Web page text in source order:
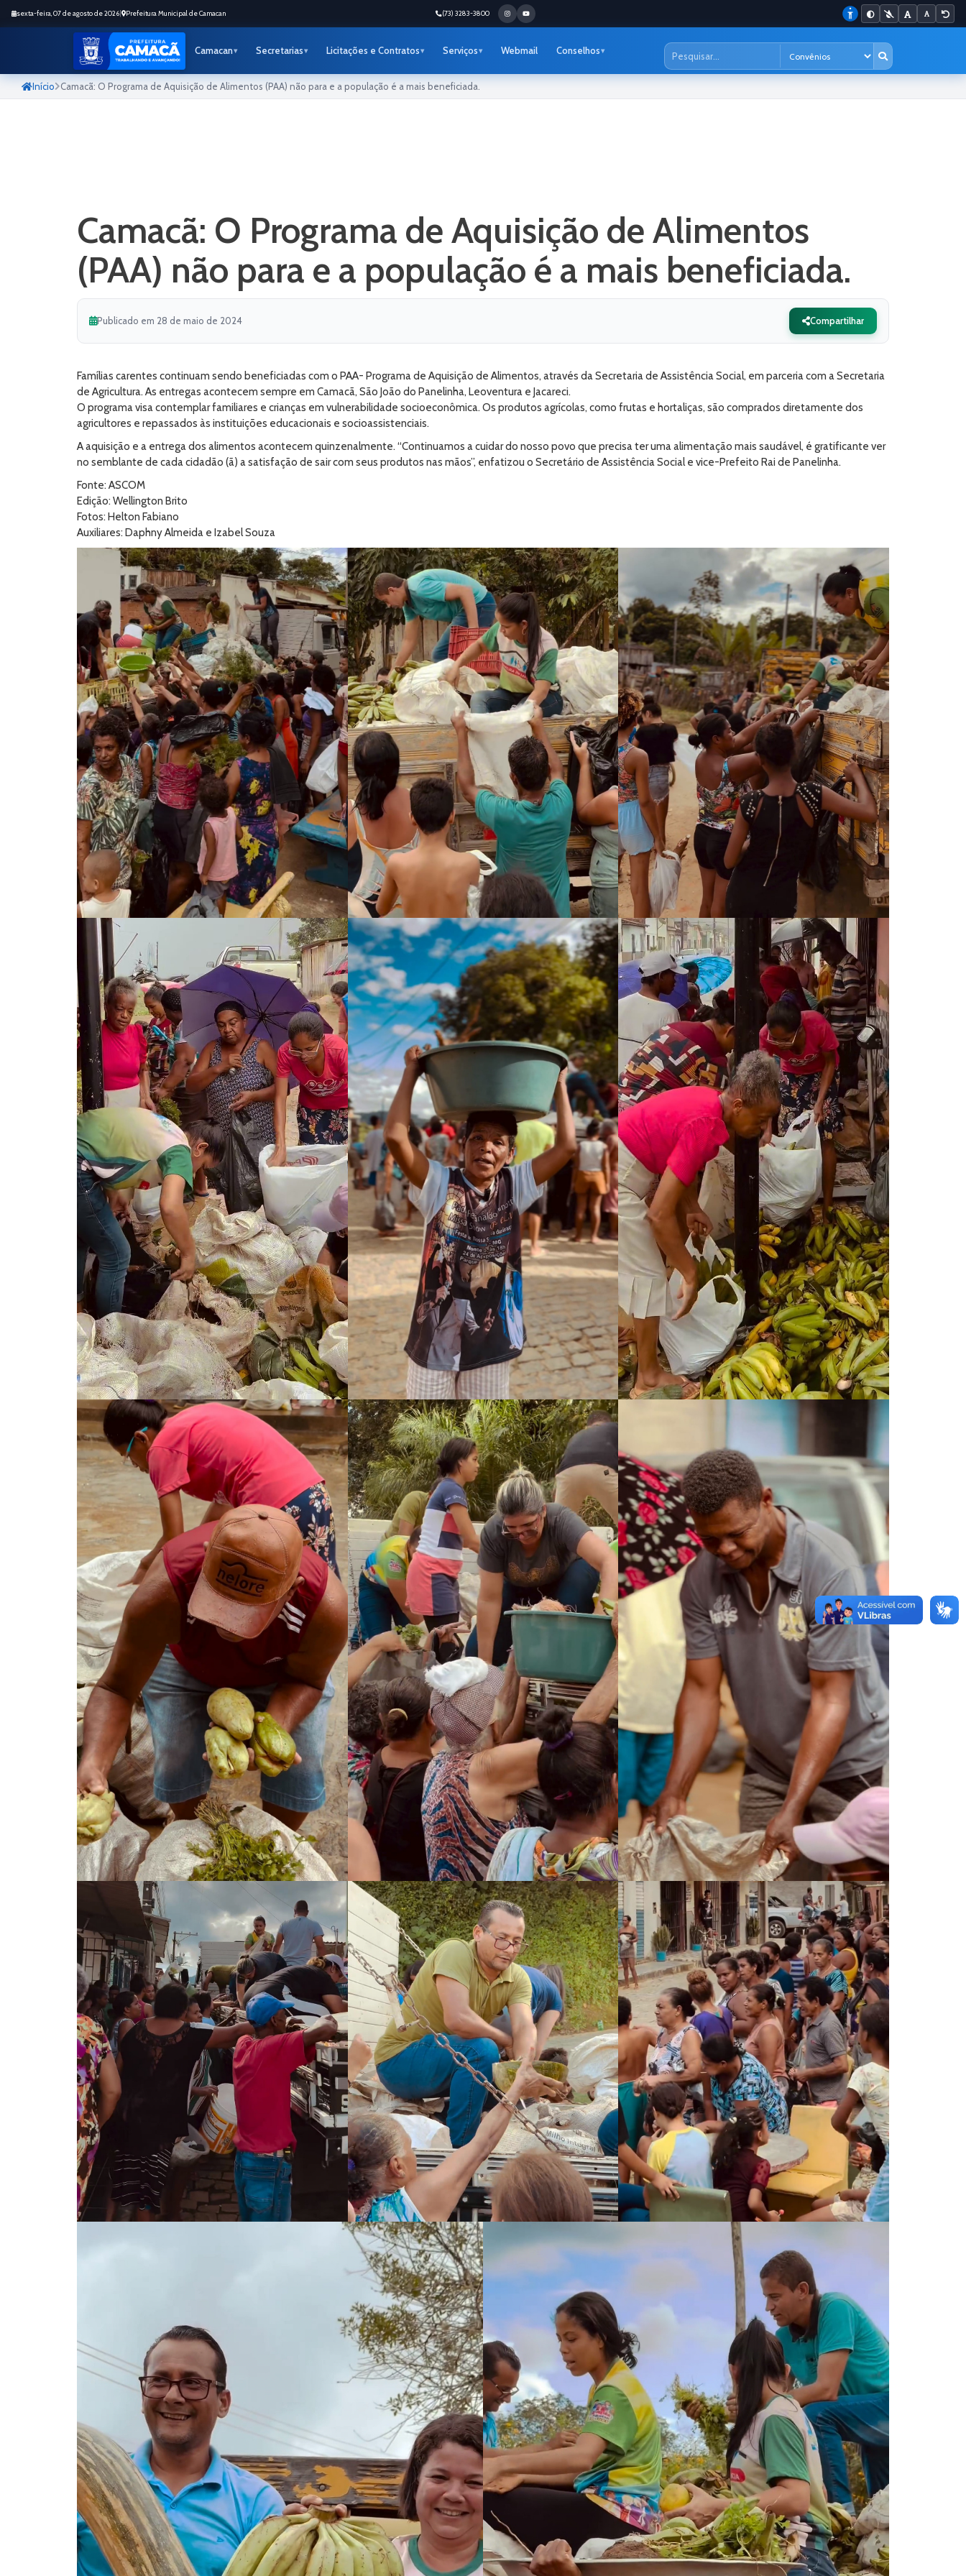
sexta-feira, 07 de agosto de 2026 Prefeitura Municipal de Camacan (73) 3283-3800
Camacan Secretarias Licitações e Contratos Serviços Webmail Conselhos
Início Camacã: O Programa de Aquisição de Alimentos (PAA) não para e a população é a mais beneficiada.
Camacã: O Programa de Aquisição de Alimentos
(PAA) não para e a população é a mais beneficiada.
Publicado em 28 de maio de 2024 Compartilhar
Famílias carentes continuam sendo beneficiadas com o PAA- Programa de Aquisição de Alimentos, através da Secretaria de Assistência Social, em parceria com a Secretaria
de Agricultura. As entregas acontecem sempre em Camacã, São João do Panelinha, Leoventura e Jacareci.
O programa visa contemplar familiares e crianças em vulnerabilidade socioeconômica. Os produtos agrícolas, como frutas e hortaliças, são comprados diretamente dos
agricultores e repassados às instituições educacionais e socioassistenciais.
A aquisição e a entrega dos alimentos acontecem quinzenalmente. “Continuamos a cuidar do nosso povo que precisa ter uma alimentação mais saudável, é gratificante ver
no semblante de cada cidadão (ã) a satisfação de sair com seus produtos nas mãos”, enfatizou o Secretário de Assistência Social e vice-Prefeito Rai de Panelinha.
Fonte: ASCOM
Edição: Wellington Brito
Fotos: Helton Fabiano
Auxiliares: Daphny Almeida e Izabel Souza